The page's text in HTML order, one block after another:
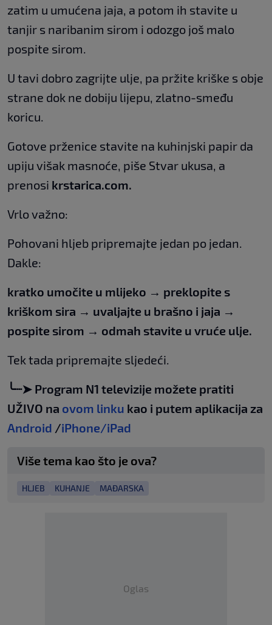
zatim u umućena jaja, a potom ih stavite u
tanjir s naribanim sirom i odozgo još malo
pospite sirom.
U tavi dobro zagrijte ulje, pa pržite kriške s obje
strane dok ne dobiju lijepu, zlatno-smeđu
koricu.
Gotove prženice stavite na kuhinjski papir da
upiju višak masnoće, piše Stvar ukusa, a
prenosi krstarica.com.
Vrlo važno:
Pohovani hljeb pripremajte jedan po jedan.
Dakle:
kratko umočite u mlijeko → preklopite s
kriškom sira → uvaljajte u brašno i jaja →
pospite sirom → odmah stavite u vruće ulje.
Tek tada pripremajte sljedeći.
╰┈➤ Program N1 televizije možete pratiti
UŽIVO na ovom linku kao i putem aplikacija za
Android /iPhone/iPad
Više tema kao što je ova?
HLJEB KUHANJE MAĐARSKA
Oglas